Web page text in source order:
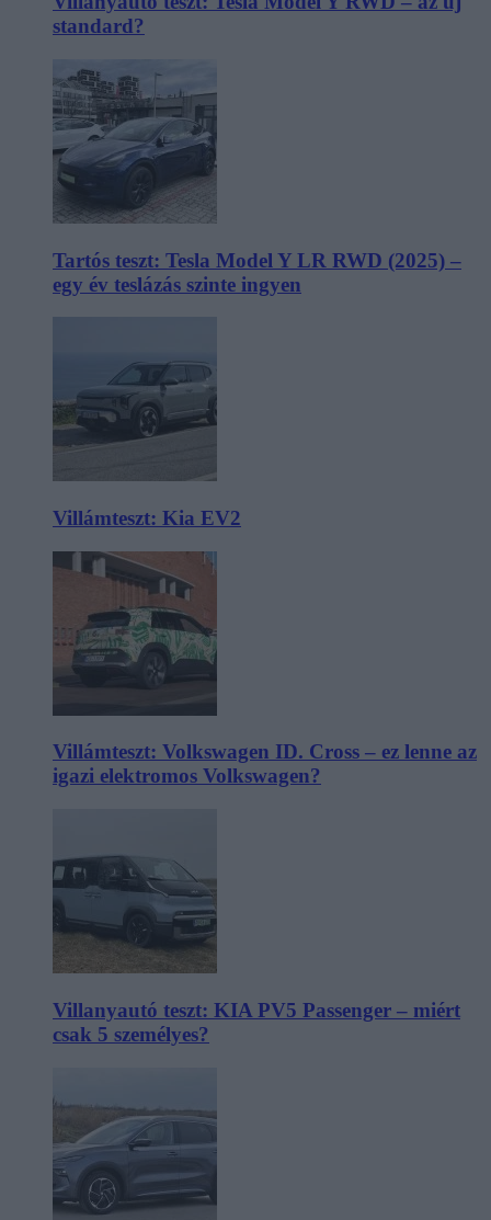
standard?
Tartós teszt: Tesla Model Y LR RWD (2025) –
egy év teslázás szinte ingyen
Villámteszt: Kia EV2
Villámteszt: Volkswagen ID. Cross – ez lenne az
igazi elektromos Volkswagen?
Villanyautó teszt: KIA PV5 Passenger – miért
csak 5 személyes?